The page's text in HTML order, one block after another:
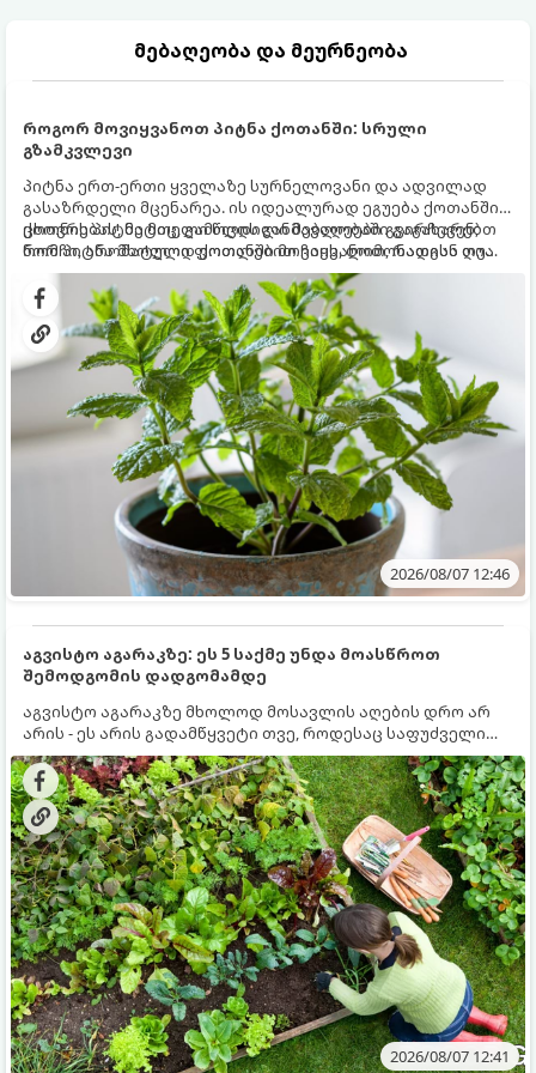
მებაღეობა და მეურნეობა
როგორ მოვიყვანოთ პიტნა ქოთანში: სრული
გზამკვლევი
პიტნა ერთ-ერთი ყველაზე სურნელოვანი და ადვილად
გასაზრდელი მცენარეა. ის იდეალურად ეგუება ქოთანში
ცხოვრებას, მეტიც, გამოცდილი მებაღეები გვირჩევენ,
რომ პიტნა მხოლოდ ქოთანში მოვიყვანოთ, რადგან ღია
გრუნტში (ბაღში) დარგვისას ის ფესვებით ძალიან
სწრაფად ვრცელდება და სხვა მცენარეებს ავიწროებს.
ქოთნის პიტნა მთელი წლის განმავლობაში გაგახარებთ
ნორჩი, არომატული ფოთლებით ჩაის, ლიმონათისა თუ
კერძებისთვის.
2026/08/07 12:46
აგვისტო აგარაკზე: ეს 5 საქმე უნდა მოასწროთ
შემოდგომის დადგომამდე
აგვისტო აგარაკზე მხოლოდ მოსავლის აღების დრო არ
არის - ეს არის გადამწყვეტი თვე, როდესაც საფუძველი
ეყრება მომავალი წლის მოსავალს და ბაღი მზადდება
შემოდგომა-ზამთრის სეზონისთვის. იმისათვის, რომ
ნიადაგმა ენერგია აღიდგინოს, ხოლო მცენარეებმა
ზამთარს გაუძლონ, აგვისტოს ბოლომდე 5
მნიშვნელოვანი საქმის გაკეთება უნდა მოასწროთ:
2026/08/07 12:41